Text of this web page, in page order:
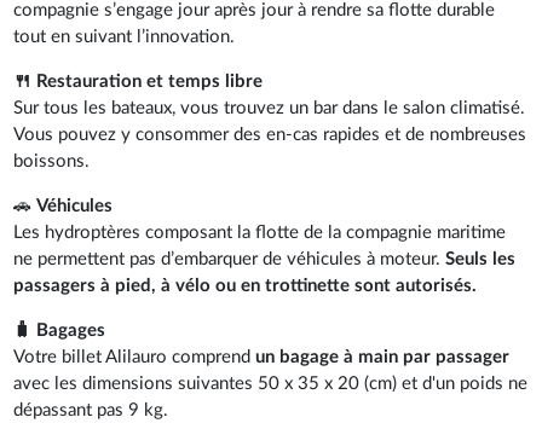
compagnie s’engage jour après jour à rendre sa flotte durable
tout en suivant l’innovation.
🍴 Restauration et temps libre
Sur tous les bateaux, vous trouvez un bar dans le salon climatisé.
Vous pouvez y consommer des en-cas rapides et de nombreuses
boissons.
🚗Véhicules
Les hydroptères composant la flotte de la compagnie maritime
ne permettent pas d’embarquer de véhicules à moteur.Seuls les
passagers à pied, à vélo ou en trottinette sont autorisés.
🧳 Bagages
Votre billet Alilauro comprendun bagage à main par passager
avec les dimensions suivantes 50 x 35 x 20 (cm) et d'un poids ne
dépassant pas 9 kg.